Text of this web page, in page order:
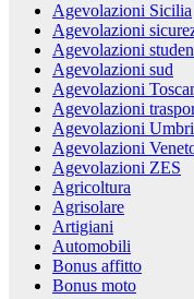
Agevolazioni Sicilia
Agevolazioni
Agevolazioni
Agevolazioni sud
Agevolazioni
Agevolazioni
Agevolazioni
Agevolazioni
Agevolazioni ZES
Agricoltura
Agrisolare
Artigiani
Automobili
Bonus affitto
Bonus moto